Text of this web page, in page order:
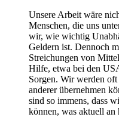
Unsere Arbeit wäre
Menschen, die uns
wir, wie wichtig
Geldern ist. Dennoch
Streichungen von
Hilfe, etwa bei den
Sorgen. Wir werden
anderer übernehmen
sind so immens, dass
können, was aktuell